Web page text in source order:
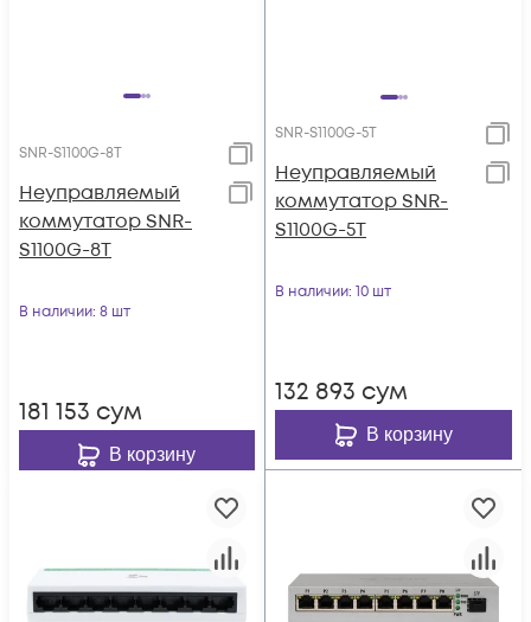
SNR-S1100G-8T
Неуправляемый
коммутатор SNR-
S1100G-8T
В наличии: 8 шт
181 153 сум
В корзину
SNR-S1100G-5T
Неуправляемый
коммутатор SNR-
S1100G-5T
В наличии: 10 шт
132 893 сум
В корзину